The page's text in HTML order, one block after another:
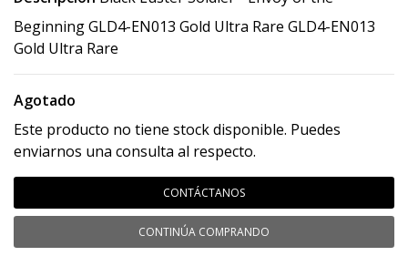
Beginning GLD4-EN013 Gold Ultra Rare GLD4-EN013
Gold Ultra Rare
Agotado
Este producto no tiene stock disponible. Puedes
enviarnos una consulta al respecto.
CONTÁCTANOS
CONTINÚA COMPRANDO